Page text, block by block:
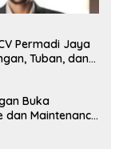
Permadi Jaya
Tuban, dan
Buka
dan Maintenance